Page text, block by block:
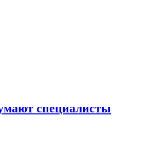
специалисты